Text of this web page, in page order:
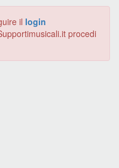
il login
procedi